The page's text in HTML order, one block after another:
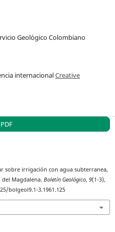
Geológico Colombiano
internacionalCreative
PDF
sobre irrigación con agua subterranea,
del Magdalena.Boletín Geológico, 9(1-3),
bolgeol9.1-3.1961.125